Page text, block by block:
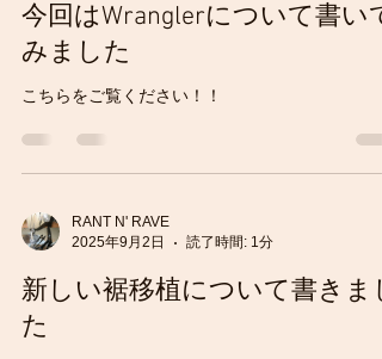
今回はWranglerについて書いて
みました
こちらをご覧ください！！
RANT N' RAVE
2025年9月2日
読了時間: 1分
新しい裾移植について書きま
た